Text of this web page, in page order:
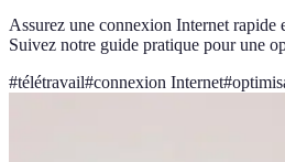
Assurez une connexion Internet rapide
Suivez notre guide pratique pour une
#télétravail#connexion Internet#